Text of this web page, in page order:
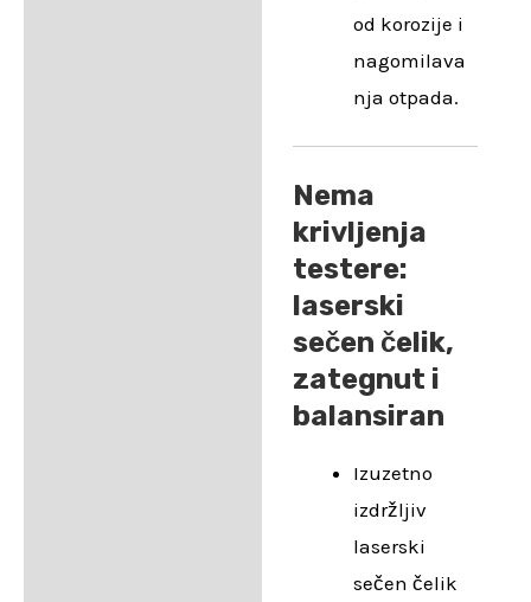
od korozije i
nagomilava
nja otpada.
Nema
krivljenja
testere:
laserski
sečen čelik,
zategnut i
balansiran
Izuzetno
izdržljiv
laserski
sečen čelik